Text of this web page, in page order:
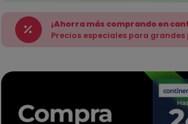
¡Ahorra más comprando en
Precios especiales para grandes